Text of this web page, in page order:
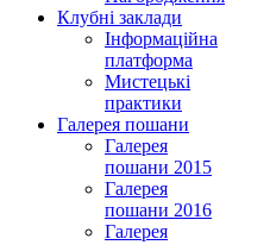
Клубні заклади
Інформаційна
платформа
Мистецькі
практики
Галерея пошани
Галерея
пошани 2015
Галерея
пошани 2016
Галерея